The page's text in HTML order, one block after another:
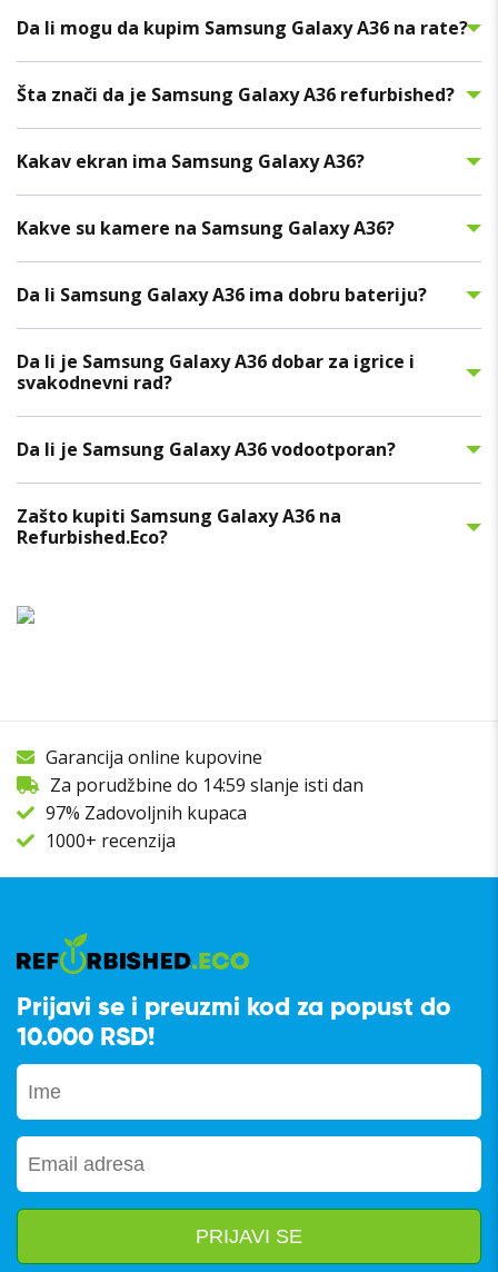
Da li mogu da kupim Samsung Galaxy A36 na rate?
Šta znači da je Samsung Galaxy A36 refurbished?
Kakav ekran ima Samsung Galaxy A36?
Kakve su kamere na Samsung Galaxy A36?
Da li Samsung Galaxy A36 ima dobru bateriju?
Da li je Samsung Galaxy A36 dobar za igrice i
svakodnevni rad?
Da li je Samsung Galaxy A36 vodootporan?
Zašto kupiti Samsung Galaxy A36 na
Refurbished.Eco?
Garancija online kupovine
Za porudžbine do 14:59 slanje isti dan
97% Zadovoljnih kupaca
1000+ recenzija
Prijavi se i preuzmi kod za popust do
10.000 RSD!